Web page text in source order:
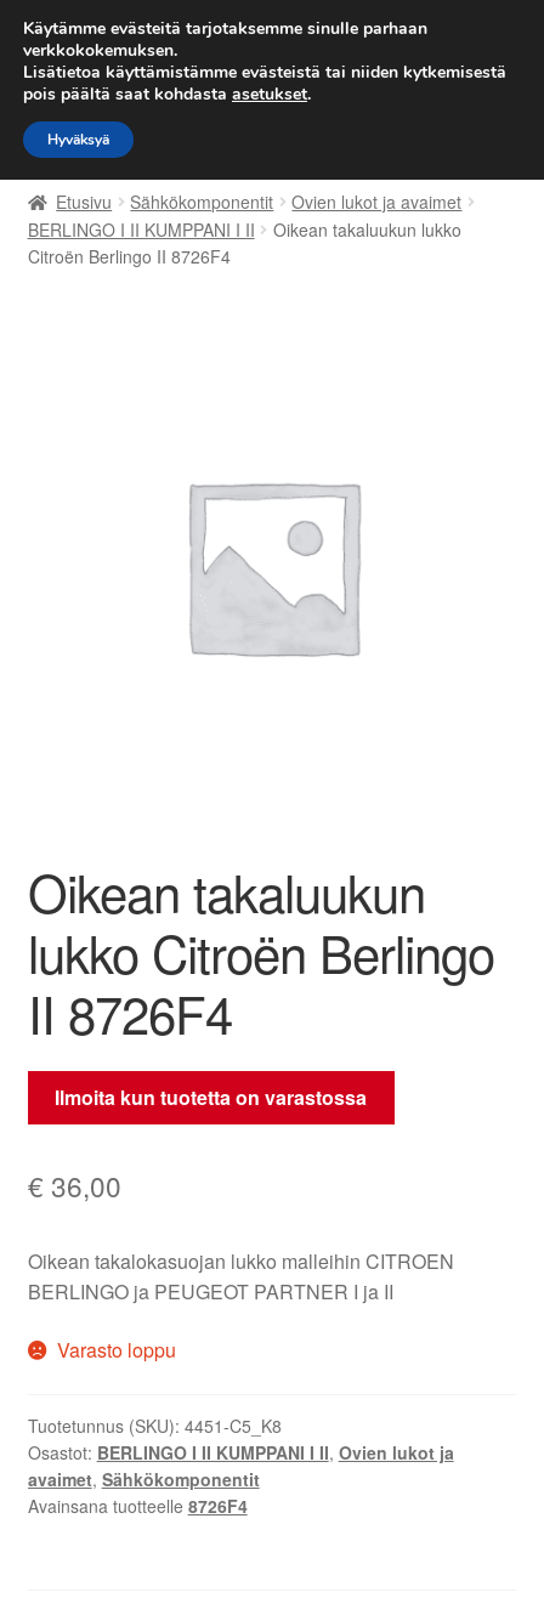
TOIMITUS alkaen 7 EUR
Siirry
navigointiin
Siirry
sisältöön
Etusivu
Kärry
Etusivu Sähkökomponentit
Ovien lukot ja avaimet
BERLINGO I II KUMPPANI I II
Oikean takaluukun lukko
Citroën Berlingo II 8726F4
Oikean takaluukun
lukko Citroën Berlingo
II 8726F4
Ilmoita kun tuotetta on varastossa
€ 36,00
Oikean takalokasuojan lukko malleihin CITROEN
BERLINGO ja PEUGEOT PARTNER I ja II
Varasto loppu
Tuotetunnus (SKU): 4451-C5_K8
Osastot: BERLINGO I II KUMPPANI I II, Ovien lukot ja
avaimet, Sähkökomponentit
Avainsana tuotteelle 8726F4
Käytämme evästeitä tarjotaksemme sinulle parhaan
verkkokokemuksen.
Lisätietoa käyttämistämme evästeistä tai niiden kytkemisestä
pois päältä saat kohdasta asetukset.
Hyväksyä